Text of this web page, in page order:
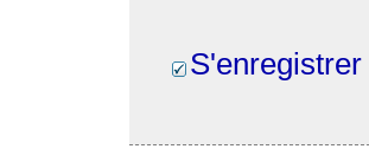
S'enregistrer